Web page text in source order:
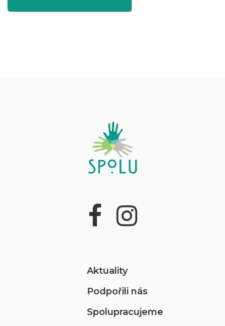
Aktuality
Podpořili nás
Spolupracujeme